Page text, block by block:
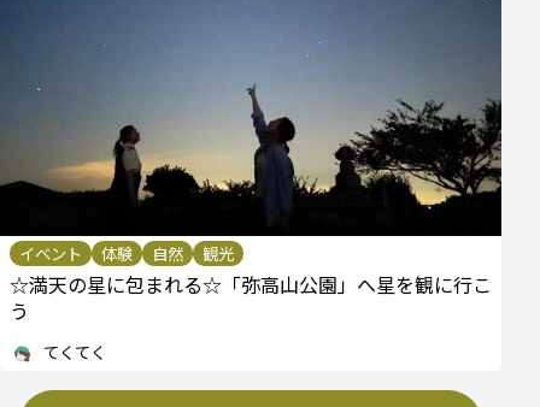
イベント 体験 自然 観光
☆満天の星に包まれる☆「弥高山公園」へ星を観に行こ
う
てくてく